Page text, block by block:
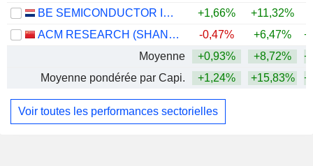
BE SEMICONDUCTOR INDUSTRIES N.V.
+1,66% +11,32%
ACM RESEARCH (SHANGHAI), INC.
-0,47% +6,47%
Moyenne
+0,93% +8,72%
Moyenne pondérée par Capi.
+1,24% +15,83%
Voir toutes les performances sectorielles